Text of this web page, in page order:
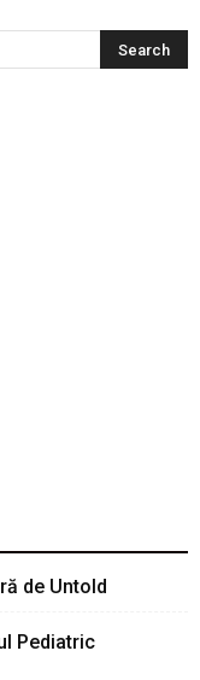
de Untold
Pediatric